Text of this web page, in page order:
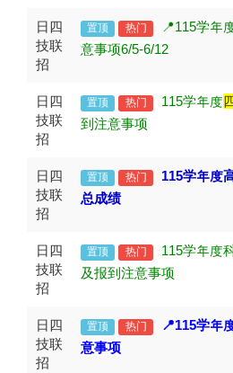
日四
技联
招
置顶 热门 📍115学年
意事项6/5-6/12
日四
技联
招
置顶 热门 115学年度
到注意事项
日四
技联
招
置顶 热门 115学年度
总成绩
日四
技联
招
置顶 热门 115学年度
及报到注意事项
日四
技联
招
置顶 热门 📍115学年
意事项